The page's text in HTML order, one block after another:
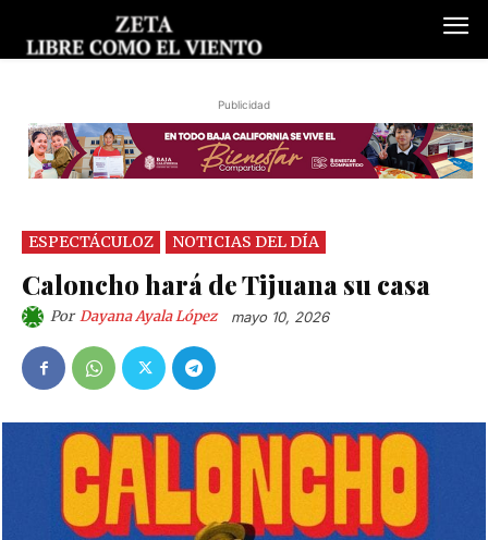
Publicidad
ESPECTÁCULOZ NOTICIAS DEL DÍA
Caloncho hará de Tijuana su casa
Por Dayana Ayala López mayo 10, 2026